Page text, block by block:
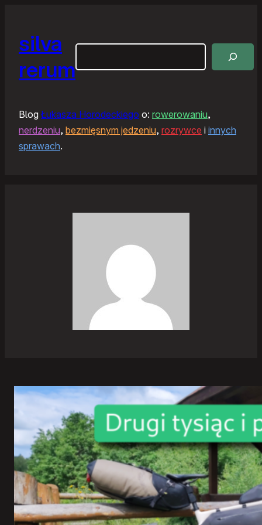
silva
rerum
Blog Łukasza Horodeckiego o: rowerowaniu,
nerdzeniu, bezmięsnym jedzeniu, rozrywce i innych
sprawach.